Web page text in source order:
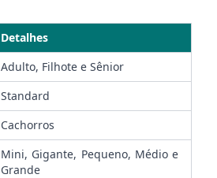
Detalhes
Adulto, Filhote e Sênior
Standard
Cachorros
Mini, Gigante, Pequeno, Médio e
Grande